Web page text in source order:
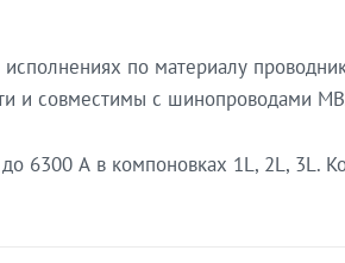
исполнениях по материалу
и совместимы с шинопроводами
6300 А в компоновках 1L, 2L, 3L.